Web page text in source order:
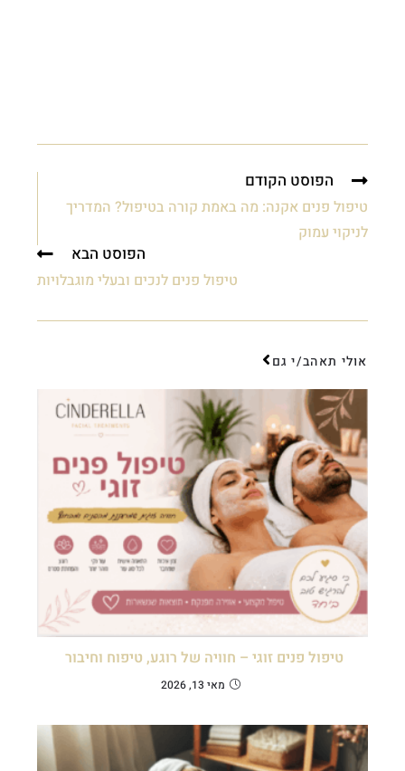
הפוסט הקודם
טיפול פנים אקנה: מה באמת קורה בטיפול? המדריך
לניקוי עמוק
הפוסט הבא
טיפול פנים לנכים ובעלי מוגבלויות
אולי תאהב/י גם
טיפול פנים זוגי – חוויה של רוגע, טיפוח וחיבור
מאי 13, 2026